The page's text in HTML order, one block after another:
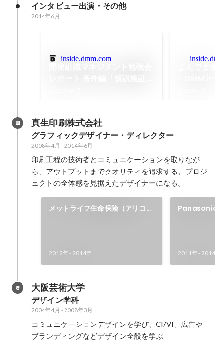
インタビュー出演・その他
2014年6月
inside.dmm.com
真生印刷株式会社
グラフィックデザイナー・ディレクター
2008年4月 -2014年6月
印刷工程の技術者とコミュニケーションを取りなが
ら、アウトプットまでクオリティを追求する。プロジ
ェクトの全体感を見据えたデザイナーになる。
メットライフ生命保険（アリコ）
2012年 -2014年
Panasonic
2011年 -2014
大阪芸術大学
デザイン学科
2004年4月 -2008年3月
コミュニケーションデザインを学び、CI/VI、広告や
ブランディングなどデザイン全般を学ぶ